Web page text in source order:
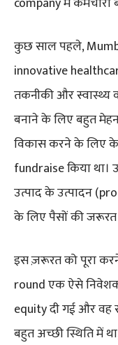
कुछ साल पहले,
innovative
तकनीकी और
बनाने के लिए बहुत
विकास करने के लिए
fundraise किया था।
उत्पाद के उत्पादन
के लिए पैसों की जरूरत
इस ज़रूरत को पूरा
round एक ऐसे
equity दी गई और वह
बहुत अच्छी स्थिति में